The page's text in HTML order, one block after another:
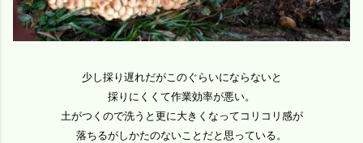
少し採り遅れだがこのぐらいにならないと
採りにくくて作業効率が悪い。
土がつくので洗うと更に大きくなってコリコリ感が
落ちるがしかたのないことだと思っている。